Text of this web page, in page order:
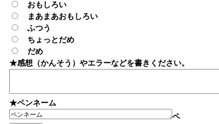
おもしろい
まあまあおもしろい
ふつう
ちょっとだめ
だめ
★感想（かんそう）やエラーなどを書きください。
★ペンネーム
ペ